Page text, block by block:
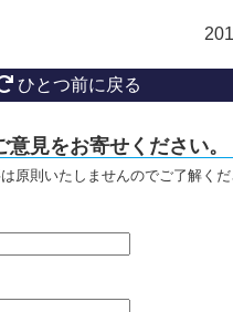
ひとつ前に戻る
見をお寄せください。
原則いたしませんのでご了解く